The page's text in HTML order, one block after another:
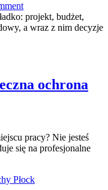
projekt, budżet,
a wraz z nim decyzje
ochrona
pracy? Nie jesteś
się na profesjonalne